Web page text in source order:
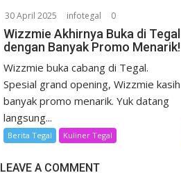
30 April 2025 infotegal 0
Wizzmie Akhirnya Buka di Tegal
dengan Banyak Promo Menarik!
Wizzmie buka cabang di Tegal.
Spesial grand opening, Wizzmie kasih
banyak promo menarik. Yuk datang
langsung...
Berita Tegal Kuliner Tegal
LEAVE A COMMENT